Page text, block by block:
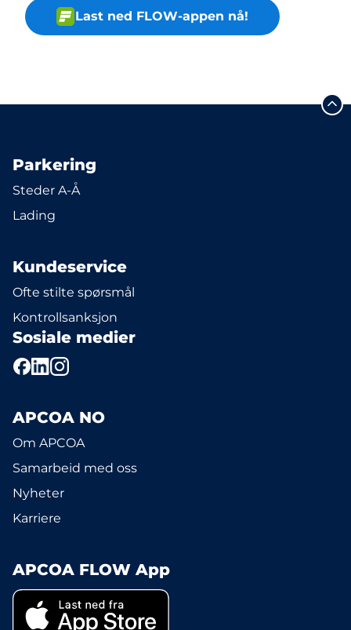
Last ned FLOW-appen nå!
Parkering
Steder A-Å
Lading
Kundeservice
Ofte stilte spørsmål
Kontrollsanksjon
Sosiale medier
APCOA NO
Om APCOA
Samarbeid med oss
Nyheter
Karriere
APCOA FLOW App